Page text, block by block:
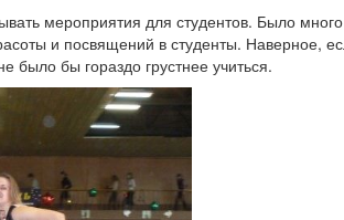
мероприятия для студентов. Было
и посвящений в студенты. Наверное,
бы гораздо грустнее учиться.